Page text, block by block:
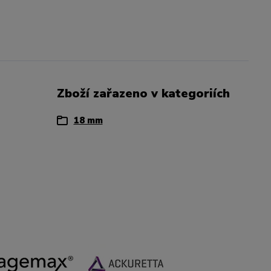
Zboží zařazeno v kategoriích
18 mm